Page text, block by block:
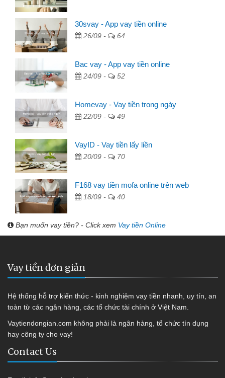
30svay - App vay tiền online
26/09 - 64
Bac vay - App vay tiền online
24/09 - 52
Homevay - Vay tiền trong ngày
22/09 - 49
VayID - Vay tiền lấy liền
20/09 - 70
F168 vay tiền mofa online trên web
18/09 - 40
Bạn muốn vay tiền? - Click xem Vay tiền Online
Vay tiền đơn giản
Hệ thống hỗ trợ kiến thức - kinh nghiệm vay tiền nhanh, uy tín, an
toàn từ các ngân hàng, các tổ chức tài chính ở Việt Nam.
Vaytiendongian.com không phải là ngân hàng, tổ chức tín dụng
hay công ty cho vay!
Contact Us